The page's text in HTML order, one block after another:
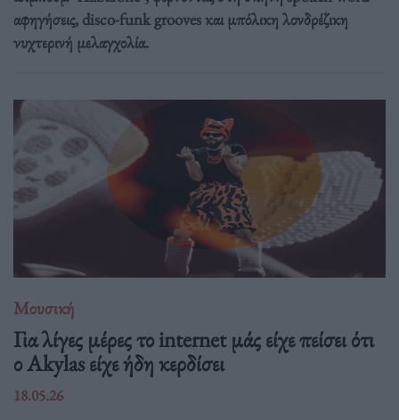
αφηγήσεις, disco-funk grooves και μπόλικη λονδρέζικη
νυχτερινή μελαγχολία.
Μουσική
Για λίγες μέρες το internet μάς είχε πείσει ότι
ο Akylas είχε ήδη κερδίσει
18.05.26